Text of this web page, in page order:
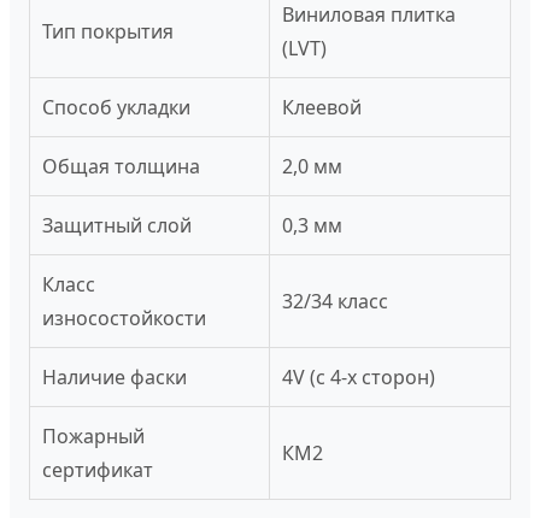
Тип покрытия
Виниловая плитка
(LVT)
Способ укладки Клеевой
Общая толщина 2,0 мм
Защитный слой 0,3 мм
Класс
износостойкости
32/34 класс
Наличие фаски 4V (с 4-х сторон)
Пожарный
сертификат
КМ2